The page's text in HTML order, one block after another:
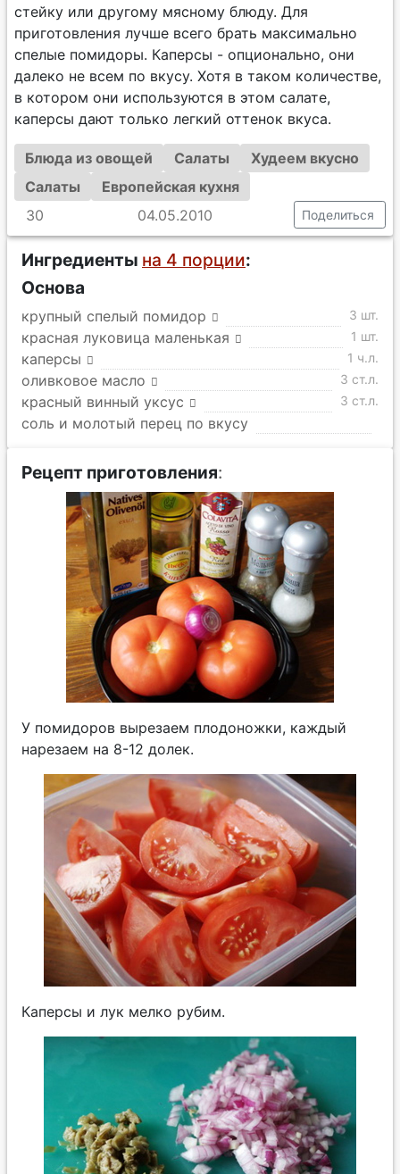
стейку или другому мясному блюду. Для
приготовления лучше всего брать максимально
спелые помидоры. Каперсы - опционально, они
далеко не всем по вкусу. Хотя в таком количестве,
в котором они используются в этом салате,
каперсы дают только легкий оттенок вкуса.
Блюда из овощей Салаты
Худеем вкусно
Салаты
Европейская кухня
30
04.05.2010 Поделиться
Ингредиенты на 4 порции:
Основа
крупный спелый помидор 3 шт.
красная луковица маленькая 1 шт.
каперсы 1 ч.л.
оливковое масло 3 ст.л.
красный винный уксус 3 ст.л.
соль и молотый перец по вкусу
Рецепт приготовления:
У помидоров вырезаем плодоножки, каждый
нарезаем на 8-12 долек.
Каперсы и лук мелко рубим.